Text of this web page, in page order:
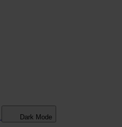
Dark Mode